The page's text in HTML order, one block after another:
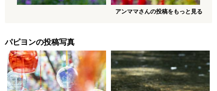
アンママさんの投稿をもっと見る
パピヨンの投稿写真